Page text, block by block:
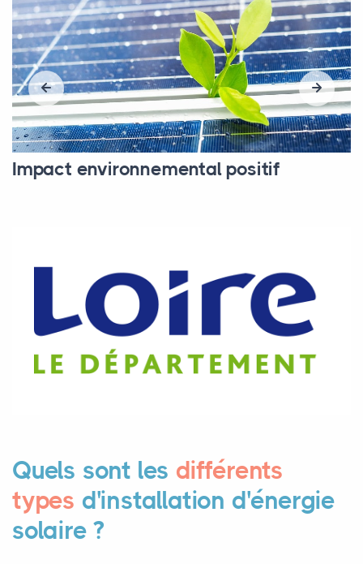
Impact environnemental positif
Quels sont les différents
types d'installation d'énergie
solaire ?